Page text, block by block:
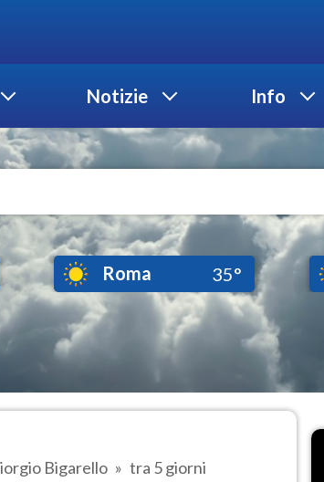
Notizie Info
Roma 35°
Bigarello tra 5 giorni